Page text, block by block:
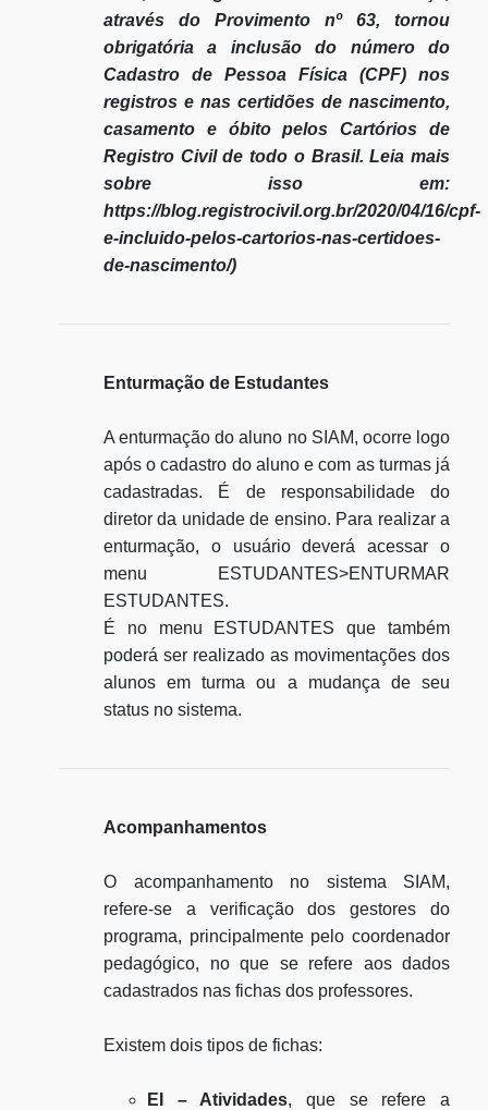
através do Provimento nº 63, tornou
obrigatória a inclusão do número do
Cadastro de Pessoa Física (CPF) nos
registros e nas certidões de nascimento,
casamento e óbito pelos Cartórios de
Registro Civil de todo o Brasil. Leia mais
sobre isso em:
https://blog.registrocivil.org.br/2020/04/16/cpf-
e-incluido-pelos-cartorios-nas-certidoes-
de-nascimento/)
Enturmação de Estudantes
A enturmação do aluno no SIAM, ocorre logo
após o cadastro do aluno e com as turmas já
cadastradas. É de responsabilidade do
diretor da unidade de ensino. Para realizar a
enturmação, o usuário deverá acessar o
menu ESTUDANTES>ENTURMAR
ESTUDANTES.
É no menu ESTUDANTES que também
poderá ser realizado as movimentações dos
alunos em turma ou a mudança de seu
status no sistema.
Acompanhamentos
O acompanhamento no sistema SIAM,
refere-se a verificação dos gestores do
programa, principalmente pelo coordenador
pedagógico, no que se refere aos dados
cadastrados nas fichas dos professores.
Existem dois tipos de fichas:
EI – Atividades, que se refere a